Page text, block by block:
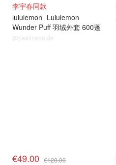
李宇春同款
lululemon Lululemon
Wunder Puff 羽绒外套 600蓬
@dealmoon.de
€49.00 €128.00